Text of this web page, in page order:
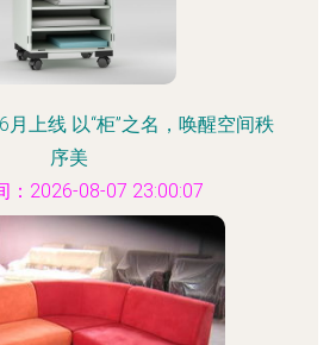
上线 以“柜”之名，唤醒空间秩
序美
：2026-08-07 23:00:07